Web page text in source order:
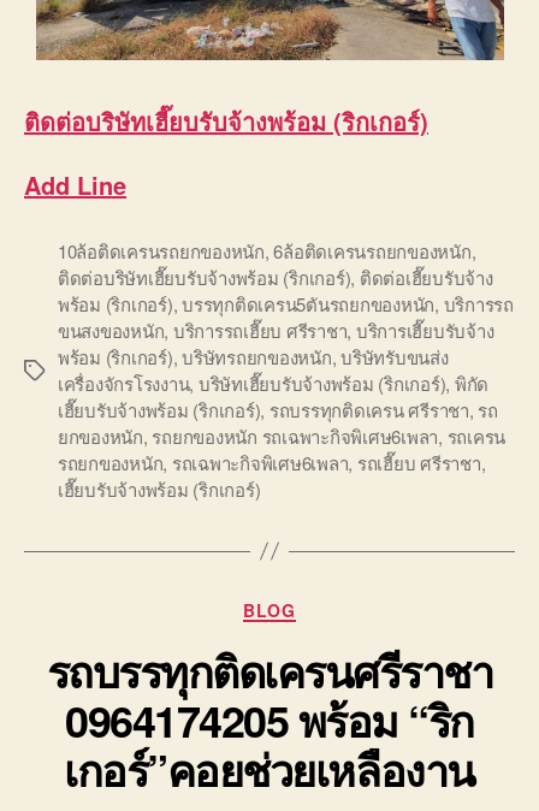
ติดต่อบริษัทเฮี๊ยบรับจ้างพร้อม (ริกเกอร์)
Add Line
Tags
10ล้อติดเครนรถยกของหนัก,6ล้อติดเครนรถยกของหนัก,
ติดต่อบริษัทเฮี๊ยบรับจ้างพร้อม (ริกเกอร์), ติดต่อเฮี๊ยบรับจ้าง
พร้อม (ริกเกอร์),บรรทุกติดเครน5ตันรถยกของหนัก, บริการรถ
ขนสงของหนัก, บริการรถเฮี๊ยบ ศรีราชา, บริการเฮี๊ยบรับจ้าง
พร้อม (ริกเกอร์),บริษัทรถยกของหนัก,บริษัทรับขนส่ง
เครื่องจักรโรงงาน, บริษัทเฮี๊ยบรับจ้างพร้อม (ริกเกอร์), พิกัด
เฮี๊ยบรับจ้างพร้อม (ริกเกอร์), รถบรรทุกติดเครน ศรีราชา, รถ
ยกของหนัก, รถยกของหนัก รถเฉพาะกิจพิเศษ6เพลา, รถเครน
รถยกของหนัก, รถเฉพาะกิจพิเศษ6เพลา, รถเฮี๊ยบ ศรีราชา,
เฮี๊ยบรับจ้างพร้อม (ริกเกอร์)
Categories
BLOG
รถบรรทุกติดเครนศรีราชา
0964174205 พร้อม “ริก
เกอร์”คอยช่วยเหลืองาน